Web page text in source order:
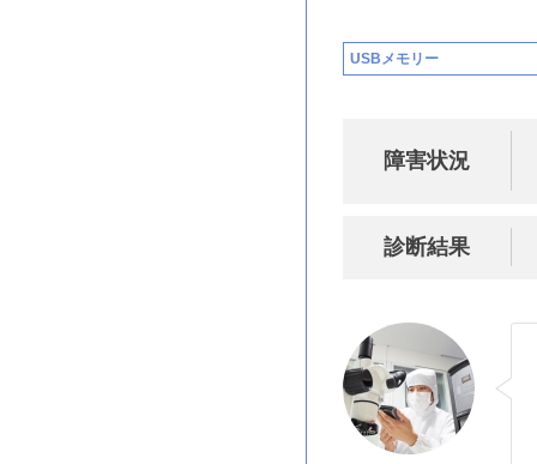
USBメモリー
障害状況
診断結果